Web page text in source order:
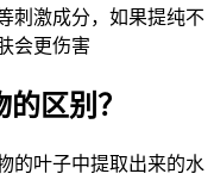
刺激成分，如果提纯不
会更伤害
区别？
的叶子中提取出来的水